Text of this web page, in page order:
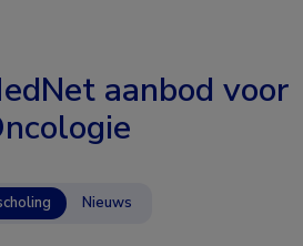
aanbod voor
Nieuws